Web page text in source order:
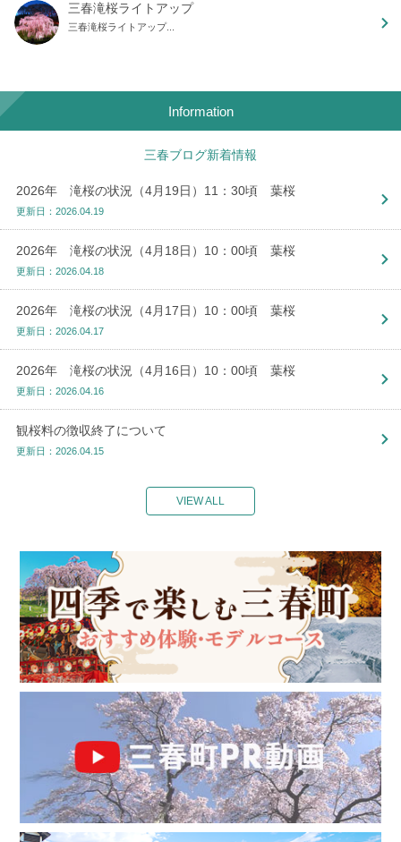
三春滝桜ライトアップ
三春滝桜ライトアップ...
Information
三春ブログ新着情報
2026年 滝桜の状況（4月19日）11：30頃 葉桜
更新日：2026.04.19
2026年 滝桜の状況（4月18日）10：00頃 葉桜
更新日：2026.04.18
2026年 滝桜の状況（4月17日）10：00頃 葉桜
更新日：2026.04.17
2026年 滝桜の状況（4月16日）10：00頃 葉桜
更新日：2026.04.16
観桜料の徴収終了について
更新日：2026.04.15
VIEW ALL